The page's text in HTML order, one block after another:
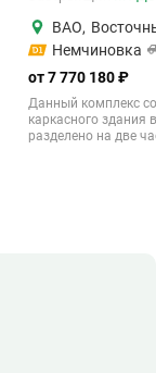
ВАО,
Немчиновка
от 7 770 180 ₽
Данный комплекс
каркасного здания
разделено на две